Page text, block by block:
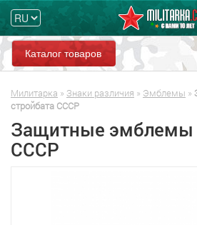
Каталог товаров
Милитарка » Знаки различия » Эмблемы »
стройбата СССР
Защитные эмблемы
СССР